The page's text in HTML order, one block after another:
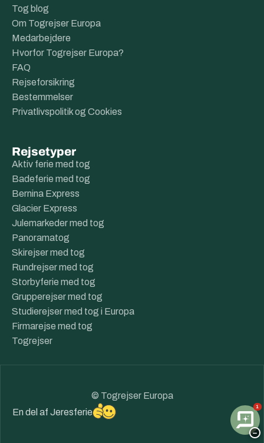
Tog blog
Om Togrejser Europa
Medarbejdere
Hvorfor Togrejser Europa?
FAQ
Rejseforsikring
Bestemmelser
Privatlivspolitik og Cookies
Rejsetyper
Aktiv ferie med tog
Badeferie med tog
Bernina Express
Glacier Express
Julemarkeder med tog
Panoramatog
Skirejser med tog
Rundrejser med tog
Storbyferie med tog
Grupperejser med tog
Studierejser med tog i Europa
Firmarejse med tog
Togrejser
© Togrejser Europa
En del af Jeresferie
1
−